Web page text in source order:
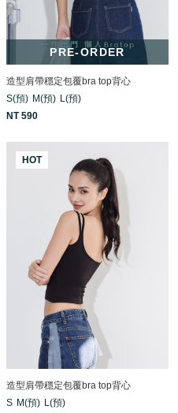
PRE-ORDER
造型肩帶穩定包覆bra top背心
S(預) M(預) L(預)
NT 590
HOT
造型肩帶穩定包覆bra top背心
S M(預) L(預)